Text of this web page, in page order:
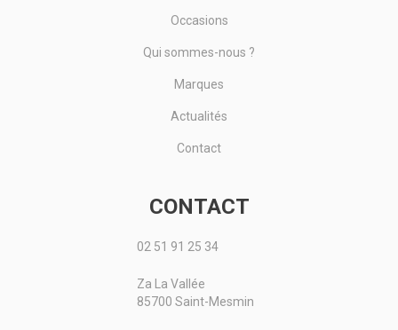
Occasions
Qui sommes-nous ?
Marques
Actualités
Contact
CONTACT
02 51 91 25 34
Za La Vallée
85700 Saint-Mesmin